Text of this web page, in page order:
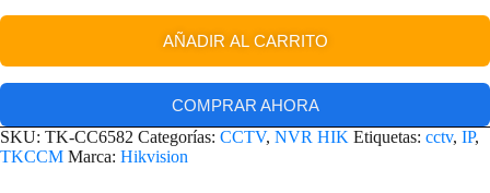
AÑADIR AL CARRITO
COMPRAR AHORA
SKU: TK-CC6582 Categorías: CCTV, NVR HIK Etiquetas: cctv, IP,
TKCCM Marca: Hikvision